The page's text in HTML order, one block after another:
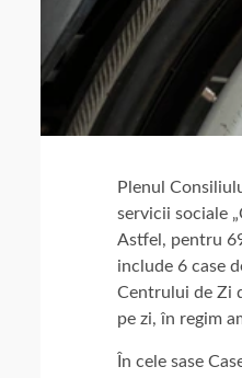
Plenul
servicii sociale
Astfel, pentru
include 6 case
Centrului de Zi
pe zi, în regim
În cele sase